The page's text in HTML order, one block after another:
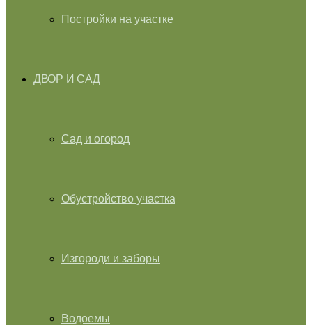
Постройки на участке
ДВОР И САД
Сад и огород
Обустройство участка
Изгороди и заборы
Водоемы